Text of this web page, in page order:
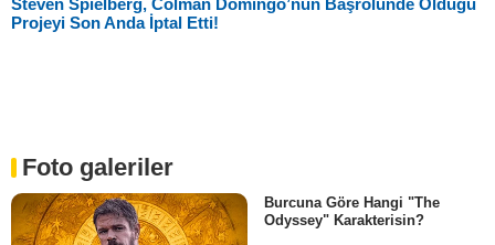
Projeyi Son Anda İptal Etti!
Foto galeriler
Burcuna Göre Hangi "The
Odyssey" Karakterisin?